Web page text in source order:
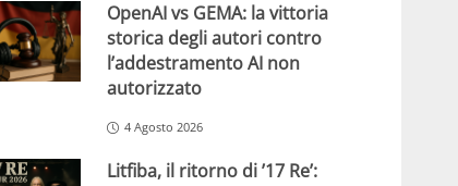
OpenAI vs GEMA: la vittoria
storica degli autori contro
l’addestramento AI non
autorizzato
4 Agosto 2026
Litfiba, il ritorno di ’17 Re’: